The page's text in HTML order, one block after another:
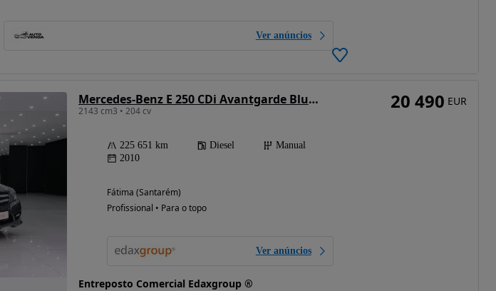
Ver anúncios
Mercedes-Benz E 250 CDi Avantgarde BlueEfficiency
2143 cm3 • 204 cv
225 651 km Diesel
Manual
2010
Fátima (Santarém)
Profissional • Para o topo
Ver anúncios
Entreposto Comercial Edaxgroup ®
20 490 EUR